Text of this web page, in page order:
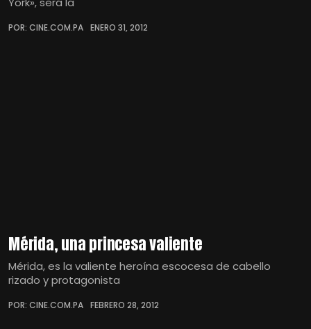
POR: CINE.COM.PA ENERO 31, 2012
Mérida, una princesa valiente
Mérida, es la valiente heroína escocesa de cabello
rizado y protagonista
POR: CINE.COM.PA FEBRERO 28, 2012